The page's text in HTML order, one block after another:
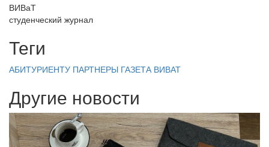
ВИВаТ
студенческий журнал
Теги
АБИТУРИЕНТУ ПАРТНЕРЫ ГАЗЕТА ВИВАТ
Другие новости